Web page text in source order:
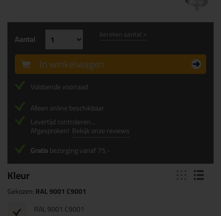
Kleur
Gekozen:RAL 9001 C9001
RAL 9001 C9001
Aantal bereken aantal >
In winkelwagen
Voldoende voorraad
Alleen online beschikbaar
Levertijd controleren...
Afgesproken! Bekijk onze reviews
Gratisbezorging vanaf 75,-